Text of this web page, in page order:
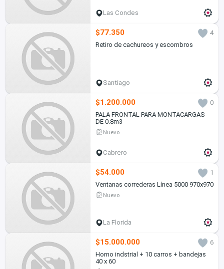
Las Condes
$77.350
4
Retiro de cachureos y escombros
Santiago
$1.200.000
0
PALA FRONTAL PARA MONTACARGAS
DE 0.8m3
Nuevo
Cabrero
$54.000
1
Ventanas correderas Línea 5000 970x970
Nuevo
La Florida
$15.000.000
6
Horno indstrial + 10 carros + bandejas
40 x 60